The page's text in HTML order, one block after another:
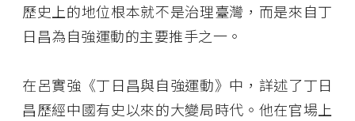
歷史上的地位根本就不是治理臺灣，而是來自丁
日昌為自強運動的主要推手之一。
在呂實強《丁日昌與自強運動》中，詳述了丁日
昌歷經中國有史以來的大變局時代。他在官場上